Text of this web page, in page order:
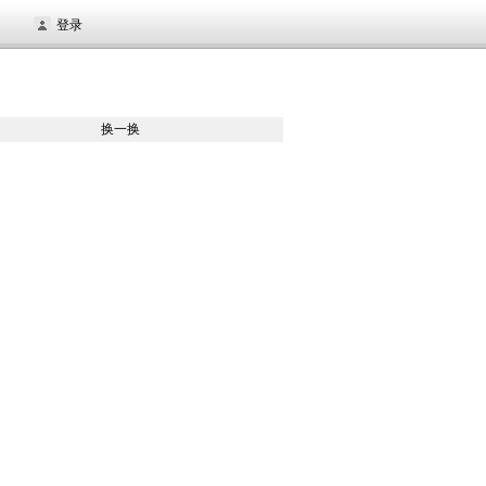
登录
换一换